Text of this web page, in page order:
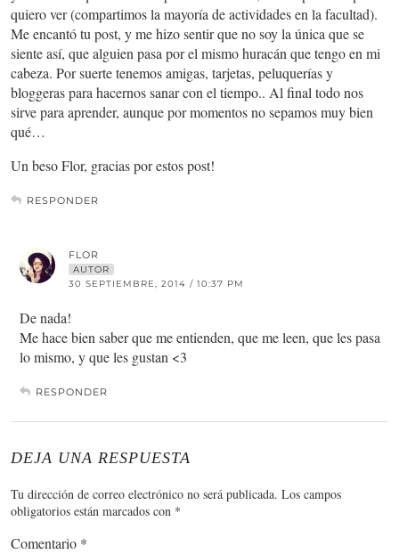
quiero ver (compartimos la mayoría de actividades en la facultad).
Me encantó tu post, y me hizo sentir que no soy la única que se
siente así, que alguien pasa por el mismo huracán que tengo en mi
cabeza. Por suerte tenemos amigas, tarjetas, peluquerías y
bloggeras para hacernos sanar con el tiempo.. Al final todo nos
sirve para aprender, aunque por momentos no sepamos muy bien
qué…
Un beso Flor, gracias por estos post!
RESPONDER
FLOR
AUTOR
30 SEPTIEMBRE, 2014 / 10:37 PM
De nada!
Me hace bien saber que me entienden, que me leen, que les pasa
lo mismo, y que les gustan <3
RESPONDER
DEJA UNA RESPUESTA
Tu dirección de correo electrónico no será publicada. Los campos
obligatorios están marcados con *
Comentario *